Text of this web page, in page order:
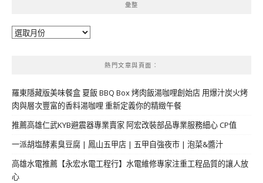
彙整
彙
熱門文章與頁面︰
羅東隱藏版美味餐盒 夏飯 BBQ Box 烤肉飯湯咖哩創始店 用爆汁炭火烤
肉與層次豐富的香料湯咖哩 重新定義你的精緻午餐
推薦高雄仁武KYB避震器專業賣家 阿宏改裝部品專業服務細心 CP值
一派胡塩酵素臭豆腐 | 鳳山五甲店 | 五甲自強夜市 | 泡菜&醬汁
高雄水電推薦【永宏水電工程行】水電維修專家注重工程品質的讓人放
心